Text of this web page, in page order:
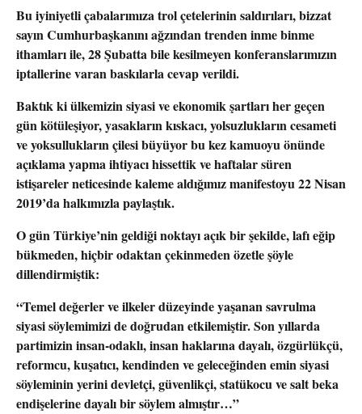
Bu iyiniyetli çabalarımıza trol çetelerinin saldırıları, bizzat
sayın Cumhurbaşkanını ağzından trenden inme binme
ithamları ile, 28 Şubatta bile kesilmeyen konferanslarımızın
iptallerine varan baskılarla cevap verildi.
Baktık ki ülkemizin siyasi ve ekonomik şartları her geçen
gün kötüleşiyor, yasakların kıskacı, yolsuzlukların cesameti
ve yoksullukların çilesi büyüyor bu kez kamuoyu önünde
açıklama yapma ihtiyacı hissettik ve haftalar süren
istişareler neticesinde kaleme aldığımız manifestoyu 22 Nisan
2019’da halkımızla paylaştık.
O gün Türkiye’nin geldiği noktayı açık bir şekilde, lafı eğip
bükmeden, hiçbir odaktan çekinmeden özetle şöyle
dillendirmiştik:
“Temel değerler ve ilkeler düzeyinde yaşanan savrulma
siyasi söylemimizi de doğrudan etkilemiştir. Son yıllarda
partimizin insan-odaklı, insan haklarına dayalı, özgürlükçü,
reformcu, kuşatıcı, kendinden ve geleceğinden emin siyasi
söyleminin yerini devletçi, güvenlikçi, statükocu ve salt beka
endişelerine dayalı bir söylem almıştır…”